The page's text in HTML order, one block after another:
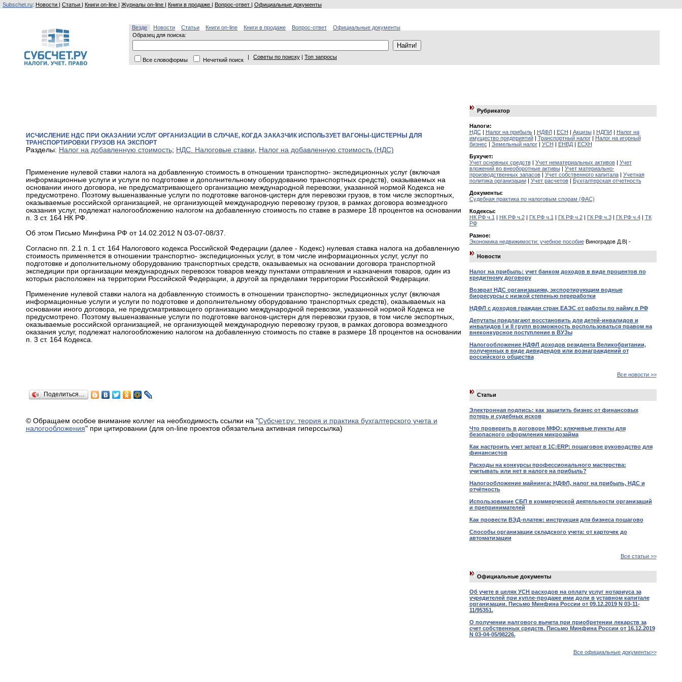
Subschet.ru: Новости | Статьи | Книги on-line | Журналы on-line | Книги в продаже | Вопрос-ответ | Официальные документы
Везде Новости Статьи Книги on-line Книги в продаже Вопрос-ответ
Официальные документы
Образец для поиска:
Все словоформы Нечеткий поиск | Советы по поиску | Топ запросы
ИСЧИСЛЕНИЕ НДС ПРИ ОКАЗАНИИ УСЛУГ ОРГАНИЗАЦИИ В СЛУЧАЕ, КОГДА ЗАКАЗЧИК ИСПОЛЬЗУЕТ ВАГОНЫ-ЦИСТЕРНЫ ДЛЯ
ТРАНСПОРТИРОВКИ ГРУЗОВ НА ЭКСПОРТ
Разделы: Налог на добавленную стоимость; НДС. Налоговые ставки, Налог на добавленную стоимость (НДС)
Применение нулевой ставки налога на добавленную стоимость в отношении транспортно- экспедиционных услуг (включая
информационные услуги и услуги по подготовке и дополнительному оборудованию транспортных средств), оказываемых на
основании иного договора, не предусматривающего организацию международной перевозки, указанной нормой Кодекса не
предусмотрено. Поэтому вышеназванные услуги по подготовке вагонов-цистерн для перевозки грузов, в том числе экспортных,
оказываемые российской организацией, не организующей международную перевозку грузов, в рамках договора возмездного
оказания услуг, подлежат налогообложению налогом на добавленную стоимость по ставке в размере 18 процентов на основании
п. 3 ст. 164 НК РФ.
Об этом Письмо Минфина РФ от 14.02.2012 N 03-07-08/37.
Согласно пп. 2.1 п. 1 ст. 164 Налогового кодекса Российской Федерации (далее - Кодекс) нулевая ставка налога на добавленную
стоимость применяется в отношении транспортно- экспедиционных услуг, в том числе информационных услуг, услуг по
подготовке и дополнительному оборудованию транспортных средств, оказываемых на основании договора транспортной
экспедиции при организации международных перевозок товаров между пунктами отправления и назначения товаров, один из
которых расположен на территории Российской Федерации, а другой за пределами территории Российской Федерации.
Применение нулевой ставки налога на добавленную стоимость в отношении транспортно- экспедиционных услуг (включая
информационные услуги и услуги по подготовке и дополнительному оборудованию транспортных средств), оказываемых на
основании иного договора, не предусматривающего организацию международной перевозки, указанной нормой Кодекса не
предусмотрено. Поэтому вышеназванные услуги по подготовке вагонов-цистерн для перевозки грузов, в том числе экспортных,
оказываемые российской организацией, не организующей международную перевозку грузов, в рамках договора возмездного
оказания услуг, подлежат налогообложению налогом на добавленную стоимость по ставке в размере 18 процентов на основании
п. 3 ст. 164 Кодекса.
Поделиться…
© Обращаем особое внимание коллег на необходимость ссылки на "Субсчет.ру: теория и практика бухгалтерского учета и
налогообложения" при цитировании (для on-line проектов обязательна активная гиперссылка)
Рубрикатор
Налоги:
НДС| Налог на прибыль| НДФЛ| ЕСН | Акцизы| НДПИ | Налог на
имущество предприятий| Транспортный налог| Налог на игорный
бизнес | Земельный налог| УСН | ЕНВД| ЕСХН
Бухучет:
Учет основных средств| Учет нематериальных активов| Учет
вложений во внеоборотные активы| Учет материально-
производственных запасов| Учет собственного капитала| Учетная
политика организации| Учет расчетов| Бухгалтерская отчетность
Документы:
Судебная практика по налоговым спорам (ФАС)
Кодексы:
НК РФ ч.1 | НК РФ ч.2| ГК РФ ч.1 | ГК РФ ч.2| ГК РФ ч.3| ГК РФ ч.4| ТК
РФ
Разное:
Экономика недвижимости: учебное пособиеВиноградов Д.В| -
Новости
Налог на прибыль: учет банком доходов в виде процентов по
кредитному договору
Возврат НДС организациям, экспортирующим водные
биоресурсы с низкой степенью переработки
НДФЛ с доходов граждан стран ЕАЭС от работы по найму в РФ
Депутаты предлагают восстановить для детей-инвалидов и
инвалидов I и II групп возможность воспользоваться правом на
внеконкурсное поступление в ВУЗы
Налогообложение НДФЛ доходов резидента Великобритании,
полученных в виде дивидендов или вознаграждений от
российского общества
Все новости >>
Статьи
Электронная подпись: как защитить бизнес от финансовых
потерь и судебных исков
Что проверить в договоре МФО: ключевые пункты для
безопасного оформления микрозайма
Как настроить учет затрат в 1С:ERP: пошаговое руководство для
финансистов
Расходы на конкурсы профессионального мастерства:
учитывать или нет в налоге на прибыль?
Налогообложение майнинга: НДФЛ, налог на прибыль, НДС и
отчётность
Использование СБП в коммерческой деятельности организаций
и препринимателей
Как провести ВЭД-платеж: инструкция для бизнеса пошагово
Способы организации складского учета: от карточек до
автоматизации
Все статьи >>
Официальные документы
Об учете в целях УСН расходов на оплату услуг нотариуса за
учредителей при купле-продаже ими доли в уставном капитале
организации. Письмо Минфина России от 09.12.2019 N 03-11-
11/95351.
О получении налгового вычета при приобретении лекарств за
счет собственных средств. Письмо Минфина России от 16.12.2019
N 03-04-05/98226.
Все официальные документы>>